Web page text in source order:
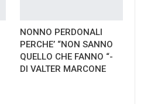
NONNO PERDONALI
PERCHE’ “NON SANNO
QUELLO CHE FANNO “-
DI VALTER MARCONE